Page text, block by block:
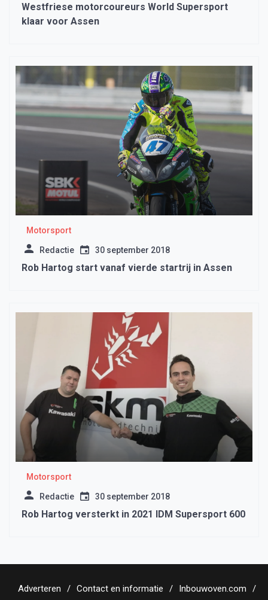
Westfriese motorcoureurs World Supersport
klaar voor Assen
Motorsport
Redactie 30 september 2018
Rob Hartog start vanaf vierde startrij in Assen
Motorsport
Redactie 30 september 2018
Rob Hartog versterkt in 2021 IDM Supersport 600
Adverteren Contact en informatie Inbouwoven.com